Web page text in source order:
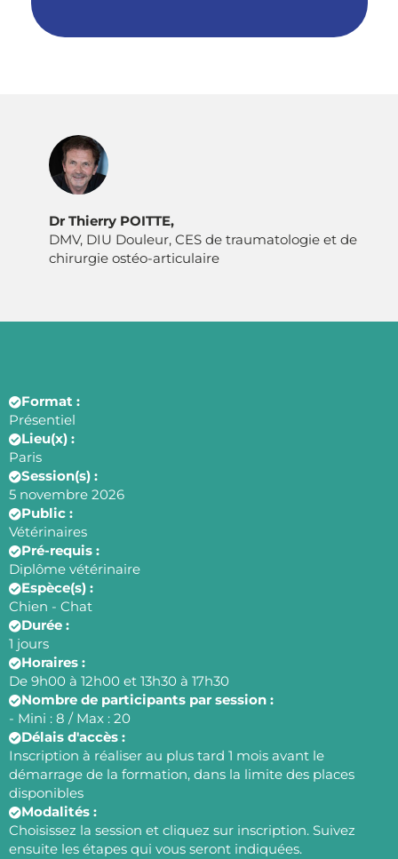
Dr Thierry POITTE,
DMV, DIU Douleur, CES de traumatologie et de
chirurgie ostéo-articulaire
Format :
Présentiel
Lieu(x) :
Paris
Session(s) :
5 novembre 2026
Public :
Vétérinaires
Pré-requis :
Diplôme vétérinaire
Espèce(s) :
Chien - Chat
Durée :
1 jours
Horaires :
De 9h00 à 12h00 et 13h30 à 17h30
Nombre de participants par session :
- Mini : 8 / Max : 20
Délais d'accès :
Inscription à réaliser au plus tard 1 mois avant le
démarrage de la formation, dans la limite des places
disponibles
Modalités :
Choisissez la session et cliquez sur inscription. Suivez
ensuite les étapes qui vous seront indiquées.